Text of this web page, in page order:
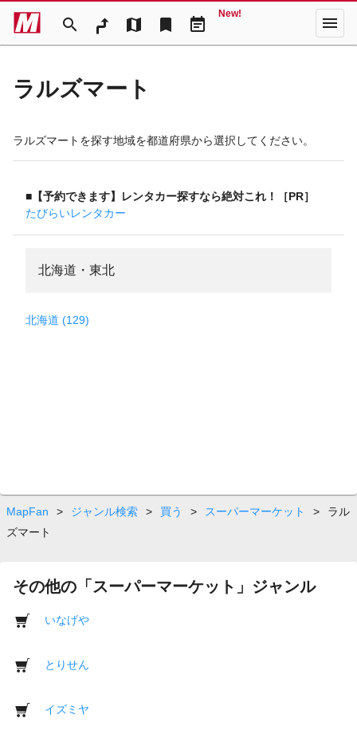
search map bookmark event_note
New! menu
ラルズマート
ラルズマートを探す地域を都道府県から選択してください。
■【予約できます】レンタカー探すなら絶対これ！［PR］
たびらいレンタカー
北海道・東北
北海道 (129)
MapFan > ジャンル検索 > 買う > スーパーマーケット >
ラル
ズマート
その他の「スーパーマーケット」ジャンル
いなげや
とりせん
イズミヤ